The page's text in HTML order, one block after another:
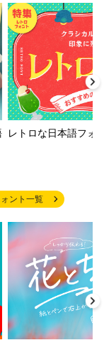
レトロな日本語フォ
ント一覧